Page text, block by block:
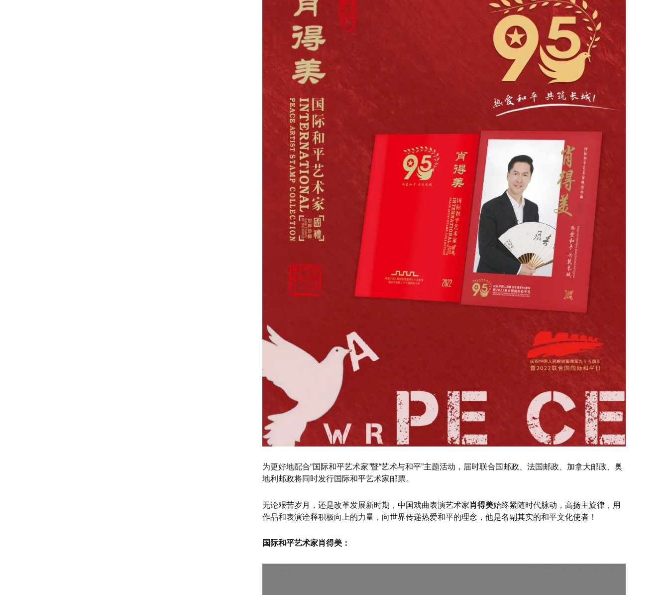
为更好地配合“国际和平艺术家”暨“艺术与和平”主题活动，届时联合国邮政、法国邮政、加拿大邮政、奥
地利邮政将同时发行国际和平艺术家邮票。
无论艰苦岁月，还是改革发展新时期，中国戏曲表演艺术家肖得美始终紧随时代脉动，高扬主旋律，用
作品和表演诠释积极向上的力量，向世界传递热爱和平的理念，他是名副其实的和平文化使者！
国际和平艺术家肖得美：